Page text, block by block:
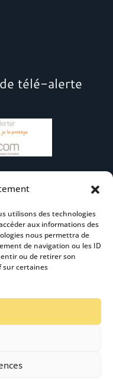
utilisons des technologies
aux informations des
nous permettra de
de navigation ou les ID
ou de retirer son
sur certaines
télé-alerte